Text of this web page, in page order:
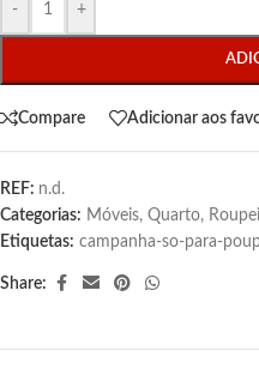
- +
Compare Adicionar aos
REF: n.d.
Categorias: Móveis, Quarto,
Etiquetas: campanha-so-para-
Share: